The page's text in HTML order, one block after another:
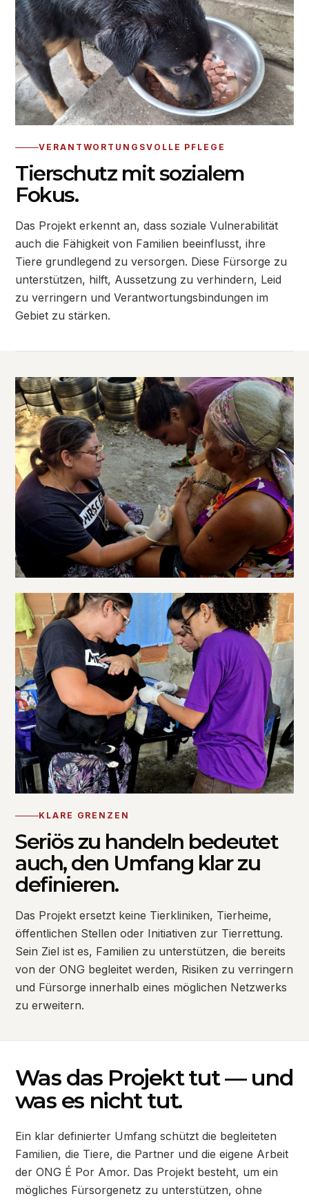
VERANTWORTUNGSVOLLE PFLEGE
Tierschutz mit sozialem
Fokus.
Das Projekt erkennt an, dass soziale Vulnerabilität
auch die Fähigkeit von Familien beeinflusst, ihre
Tiere grundlegend zu versorgen. Diese Fürsorge zu
unterstützen, hilft, Aussetzung zu verhindern, Leid
zu verringern und Verantwortungsbindungen im
Gebiet zu stärken.
KLARE GRENZEN
Seriös zu handeln bedeutet
auch, den Umfang klar zu
definieren.
Das Projekt ersetzt keine Tierkliniken, Tierheime,
öffentlichen Stellen oder Initiativen zur Tierrettung.
Sein Ziel ist es, Familien zu unterstützen, die bereits
von der ONG begleitet werden, Risiken zu verringern
und Fürsorge innerhalb eines möglichen Netzwerks
zu erweitern.
Was das Projekt tut — und
was es nicht tut.
Ein klar definierter Umfang schützt die begleiteten
Familien, die Tiere, die Partner und die eigene Arbeit
der ONG É Por Amor. Das Projekt besteht, um ein
mögliches Fürsorgenetz zu unterstützen, ohne